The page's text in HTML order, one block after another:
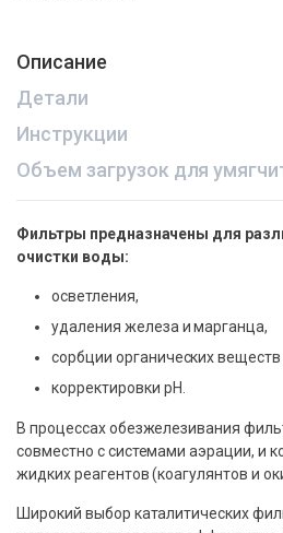
Описание
Детали
Инструкции
Объем загрузок для
Фильтры предназначены для
очистки воды:
осветления,
удаления железа и марганца,
сорбции органических
корректировки рН.
В процессах обезжелезивания
совместно с системами аэрации, и
жидких реагентов (коагулянтов и
Широкий выбор каталитических